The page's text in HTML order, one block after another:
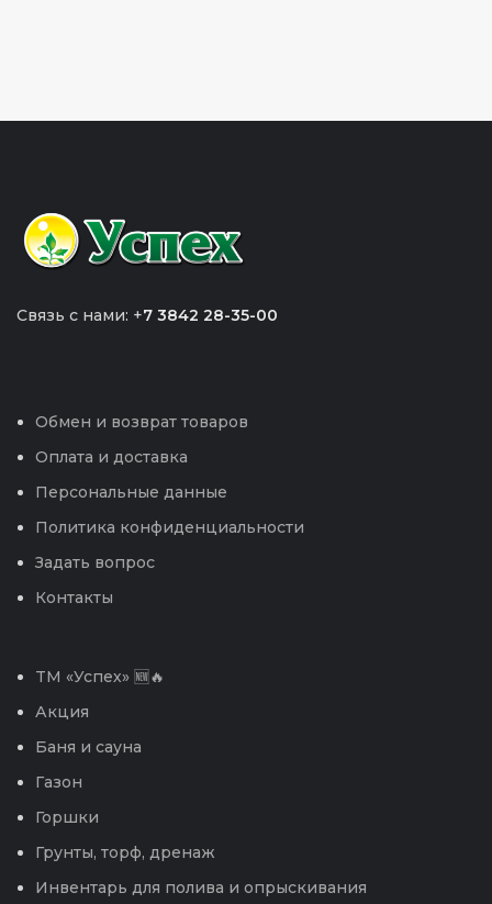
Связь с нами: +7 3842 28-35-00
Обмен и возврат товаров
Оплата и доставка
Персональные данные
Политика конфиденциальности
Задать вопрос
Контакты
TM «Успех» 🆕🔥
Акция
Баня и сауна
Газон
Горшки
Грунты, торф, дренаж
Инвентарь для полива и опрыскивания